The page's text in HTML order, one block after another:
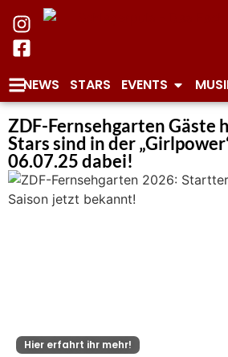
NEWS STARS EVENTS
ZDF-Fernsehgarten Gäste
Stars sind in der
06.07.25 dabei!
Hier erfahrt ihr mehr!